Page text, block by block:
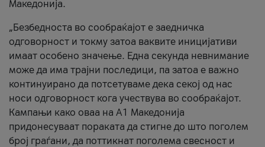
Македонија.
„Безбедноста во сообраќајот е заедничка
одговорност и токму затоа ваквите иницијативи
имаат особено значење. Една секунда невнимание
може да има трајни последици, па затоа е важно
континуирано да потсетуваме дека секој од нас
носи одговорност кога учествува во сообраќајот.
Кампањи како оваа на A1 Македонија
придонесуваат пораката да стигне до што поголем
број граѓани, да поттикнат поголема свесност и